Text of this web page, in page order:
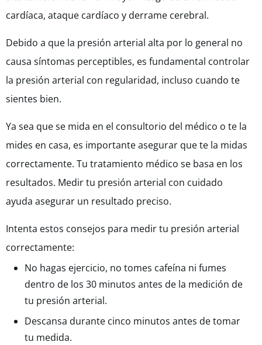
cardíaca, ataque cardíaco y derrame cerebral.
Debido a que la presión arterial alta por lo general no
causa síntomas perceptibles, es fundamental controlar
la presión arterial con regularidad, incluso cuando te
sientes bien.
Ya sea que se mida en el consultorio del médico o te la
mides en casa, es importante asegurar que te la midas
correctamente. Tu tratamiento médico se basa en los
resultados. Medir tu presión arterial con cuidado
ayuda asegurar un resultado preciso.
Intenta estos consejos para medir tu presión arterial
correctamente:
No hagas ejercicio, no tomes cafeína ni fumes
dentro de los 30 minutos antes de la medición de
tu presión arterial.
Descansa durante cinco minutos antes de tomar
tu medida.